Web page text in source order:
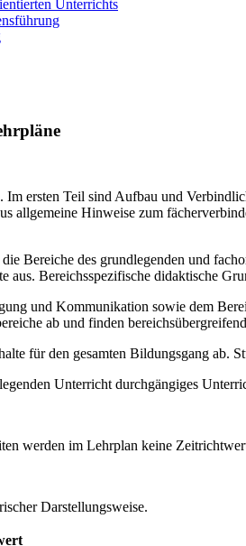
Unterrichts
ersten Teil sind Aufbau und
allgemeine Hinweise zum
Bereiche des grundlegenden und
aus. Bereichsspezifische didaktische
und Kommunikation sowie dem
ab und finden
für den gesamten Bildungsgang ab.
Unterricht durchgängiges
werden im Lehrplan keine
Darstellungsweise.